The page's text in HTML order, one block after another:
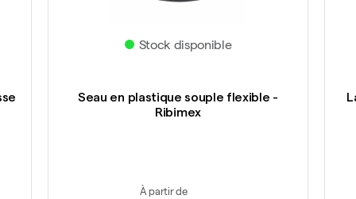
Stock disponible
Seau en plastique souple flexible -
Ribimex
À partir de